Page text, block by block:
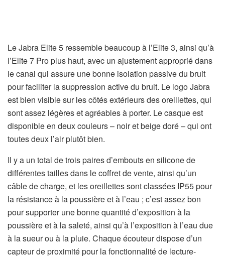
Le Jabra Elite 5 ressemble beaucoup à l’Elite 3, ainsi qu’à
l’Elite 7 Pro plus haut, avec un ajustement approprié dans
le canal qui assure une bonne isolation passive du bruit
pour faciliter la suppression active du bruit. Le logo Jabra
est bien visible sur les côtés extérieurs des oreillettes, qui
sont assez légères et agréables à porter. Le casque est
disponible en deux couleurs – noir et beige doré – qui ont
toutes deux l’air plutôt bien.
Il y a un total de trois paires d’embouts en silicone de
différentes tailles dans le coffret de vente, ainsi qu’un
câble de charge, et les oreillettes sont classées IP55 pour
la résistance à la poussière et à l’eau ; c’est assez bon
pour supporter une bonne quantité d’exposition à la
poussière et à la saleté, ainsi qu’à l’exposition à l’eau due
à la sueur ou à la pluie. Chaque écouteur dispose d’un
capteur de proximité pour la fonctionnalité de lecture-